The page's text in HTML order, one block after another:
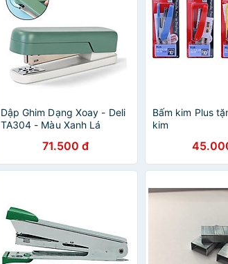
Dập Ghim Dạng Xoay - Deli
TA304 - Màu Xanh Lá
71.500 đ
Bấm kim Plus
kim